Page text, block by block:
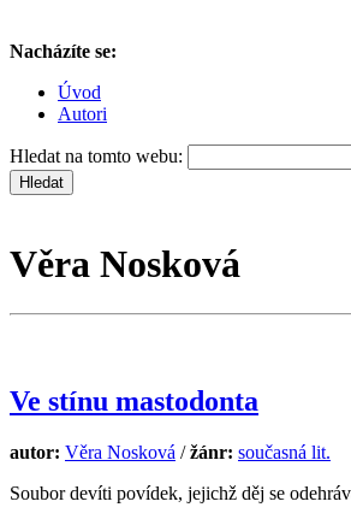
Nacházíte se:
Úvod
Autori
Hledat na tomto webu:
Věra Nosková
Ve stínu mastodonta
autor: Věra Nosková /žánr: současná lit.
Soubor devíti povídek, jejichž děj se